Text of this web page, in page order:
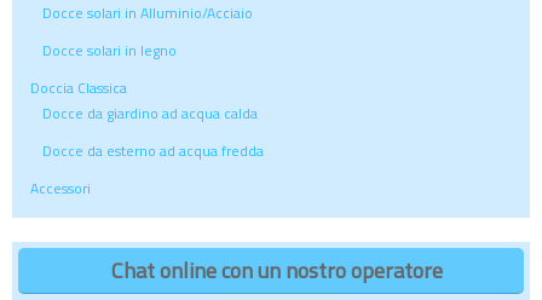
Docce solari in Alluminio/Acciaio
Docce solari in legno
Doccia Classica
Docce da giardino ad acqua calda
Docce da esterno ad acqua fredda
Accessori
Chat online con un nostro operatore